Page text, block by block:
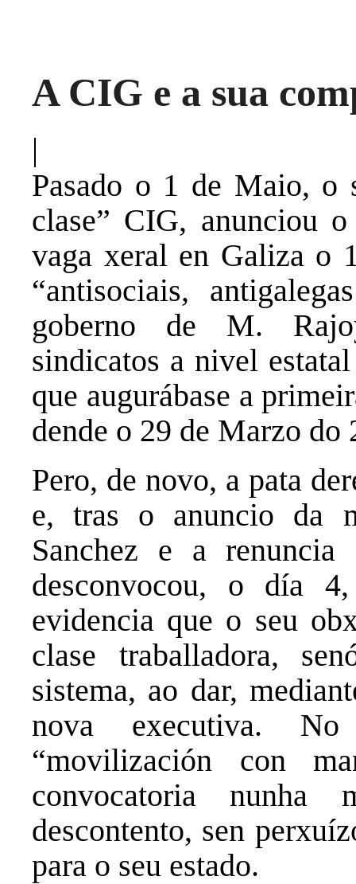
A CIG e a sua
|
Pasado o 1 de Maio, o
clase” CIG, anunciou
vaga xeral en Galiza o
“antisociais,
goberno de M.
sindicatos a nivel
que augurábase a
dende o 29 de Marzo do
Pero, de novo, a pata
e, tras o anuncio da
Sanchez e a
desconvocou, o día
evidencia que o seu
clase traballadora,
sistema, ao dar,
nova executiva.
“movilización con
convocatoria nunha
descontento, sen
para o seu estado.